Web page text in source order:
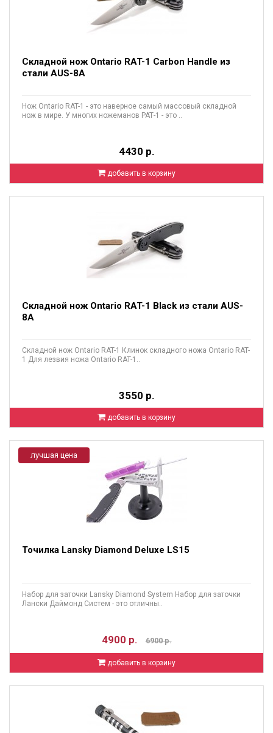
Складной нож Ontario RAT-1 Carbon Handle из
стали AUS-8A
Нож Ontario RAT-1 - это наверное самый массовый складной
нож в мире. У многих ножеманов РАТ-1 - это ..
4430 р.
добавить в корзину
Складной нож Ontario RAT-1 Black из стали AUS-
8A
Складной нож Ontario RAT-1 Клинок складного ножа Ontario RAT-
1 Для лезвия ножа Ontario RAT-1..
3550 р.
добавить в корзину
лучшая цена
Точилка Lansky Diamond Deluxe LS15
Набор для заточки Lansky Diamond System Набор для заточки
Лански Даймонд Систем - это отличны..
4900 р. 6900 р.
добавить в корзину